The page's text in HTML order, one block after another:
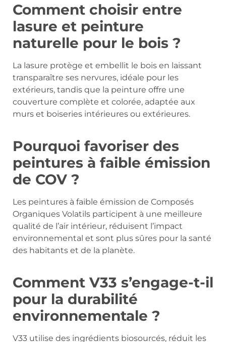
Comment choisir entre
lasure et peinture
naturelle pour le bois ?
La lasure protège et embellit le bois en laissant
transparaître ses nervures, idéale pour les
extérieurs, tandis que la peinture offre une
couverture complète et colorée, adaptée aux
murs et boiseries intérieures ou extérieures.
Pourquoi favoriser des
peintures à faible émission
de COV ?
Les peintures à faible émission de Composés
Organiques Volatils participent à une meilleure
qualité de l’air intérieur, réduisent l’impact
environnemental et sont plus sûres pour la santé
des habitants et de la planète.
Comment V33 s’engage-t-il
pour la durabilité
environnementale ?
V33 utilise des ingrédients biosourcés, réduit les